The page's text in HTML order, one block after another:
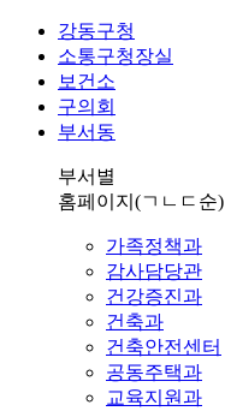
강동구청
소통구청장실
보건소
구의회
부서동
부서별
홈페이지 (ㄱㄴㄷ순)
가족정책과
감사담당관
건강증진과
건축과
건축안전센터
공동주택과
교육지원과